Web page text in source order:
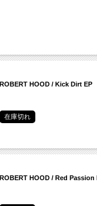
ROBERT HOOD / Kick Dirt EP
在庫切れ
ROBERT HOOD / Red Passion II